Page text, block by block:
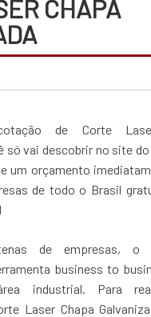
CHAPA
de Corte
só vai descobrir no site
um orçamento
de todo o Brasil
de empresas, o
business to
industrial. Para
Laser Chapa